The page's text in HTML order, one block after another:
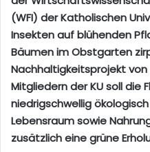
(WFI) der Katholischen
Insekten auf blühenden
Bäumen im Obstgarten
Nachhaltigkeitsprojekt
Mitgliedern der KU soll die
niedrigschwellig
Lebensraum sowie
zusätzlich eine grüne